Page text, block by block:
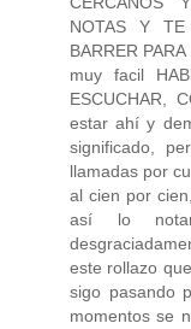
NOTAS Y
BARRER
muy facil
ESCUCHAR,
estar ahí y
significado,
llamadas por
al cien por
así lo
este rollazo
sigo pasando
momentos se